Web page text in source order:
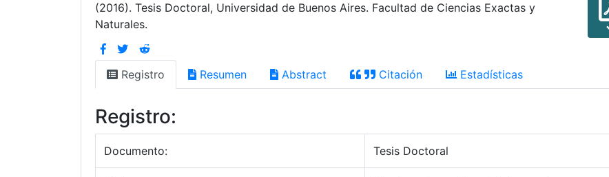
(2016). Tesis Doctoral, Universidad de Buenos Aires. Facultad de Ciencias Exactas y
Naturales.
Registro Resumen Abstract Citación Estadísticas
Registro:
Documento: Tesis Doctoral